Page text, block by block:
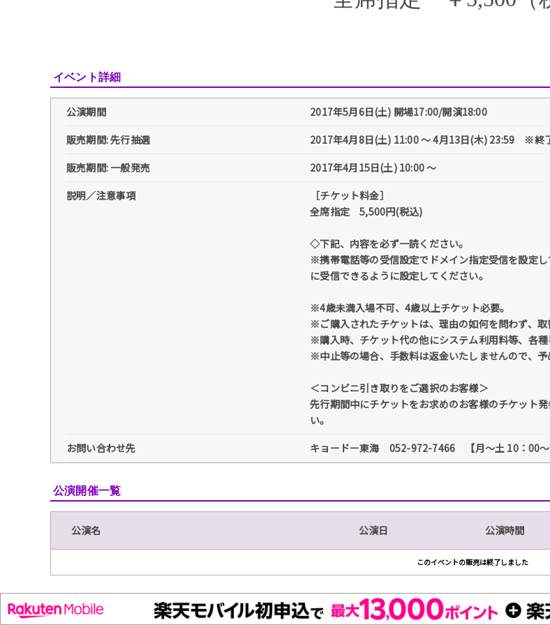
イベント詳細
公演期間
2017年5月6日(土) 開場17:00/開演18:00
販売期間: 先行抽選
2017年4月8日(土) 11:00 〜 4月13日(木) 23:59 ※終
販売期間: 一般発売
2017年4月15日(土) 10:00 〜
説明／注意事項
［チケット料金］
全席指定 5,500円(税込)
◇下記、内容を必ず一読ください。
※携帯電話等の受信設定でドメイン指定受信を設定
に受信できるように設定してください。
※4歳未満入場不可、4歳以上チケット必要。
※ご購入されたチケットは、理由の如何を問わず、
※購入時、チケット代の他にシステム利用料等、各種
※中止等の場合、手数料は返金いたしませんので、予
＜コンビニ引き取りをご選択のお客様＞
先行期間中にチケットをお求めのお客様のチケット
い。
お問い合わせ先
キョードー東海 052-972-7466 【月～土 10：00～
公演開催一覧
公演名 公演日 公演時間
このイベントの販売は終了しました